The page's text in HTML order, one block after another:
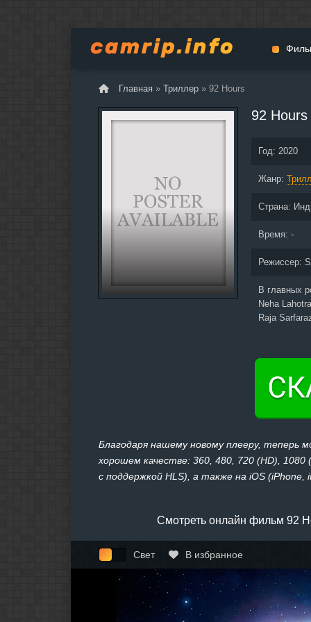
Главная » Триллер » 92 Hours
92 Hours
Год: 2020
Жанр:
Страна:
Время: -
Режиссер:
В главных
Neha
Raja
Благодаря нашему новому плееру, теперь
хорошем качестве: 360, 480, 720 (HD),
с поддержкой HLS), а также на iOS (iPhone,
Смотреть онлайн фильм 92
Свет В избранное
Драма
Боевики